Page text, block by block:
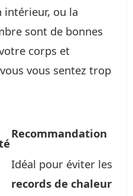
intérieur, ou la
sont de bonnes
corps et
vous sentez trop
Recommandation
Idéal pour éviter les
records de chaleur